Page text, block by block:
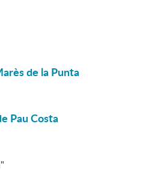
de la Punta
Pau Costa